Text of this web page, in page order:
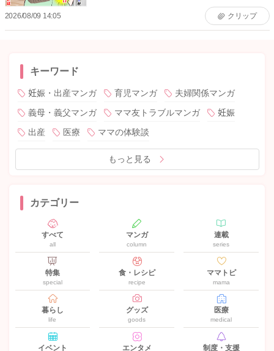
2026/08/09 14:05 クリップ
キーワード
妊娠・出産マンガ 育児マンガ
夫婦関係マンガ
義母・義父マンガ
ママ友トラブルマンガ
妊娠
出産
医療 ママの体験談
もっと見る
カテゴリー
すべて
all
マンガ
column
連載
series
特集
special
食・レシピ
recipe
ママトピ
mama
暮らし
life
グッズ
goods
医療
medical
イベント エンタメ 制度・支援